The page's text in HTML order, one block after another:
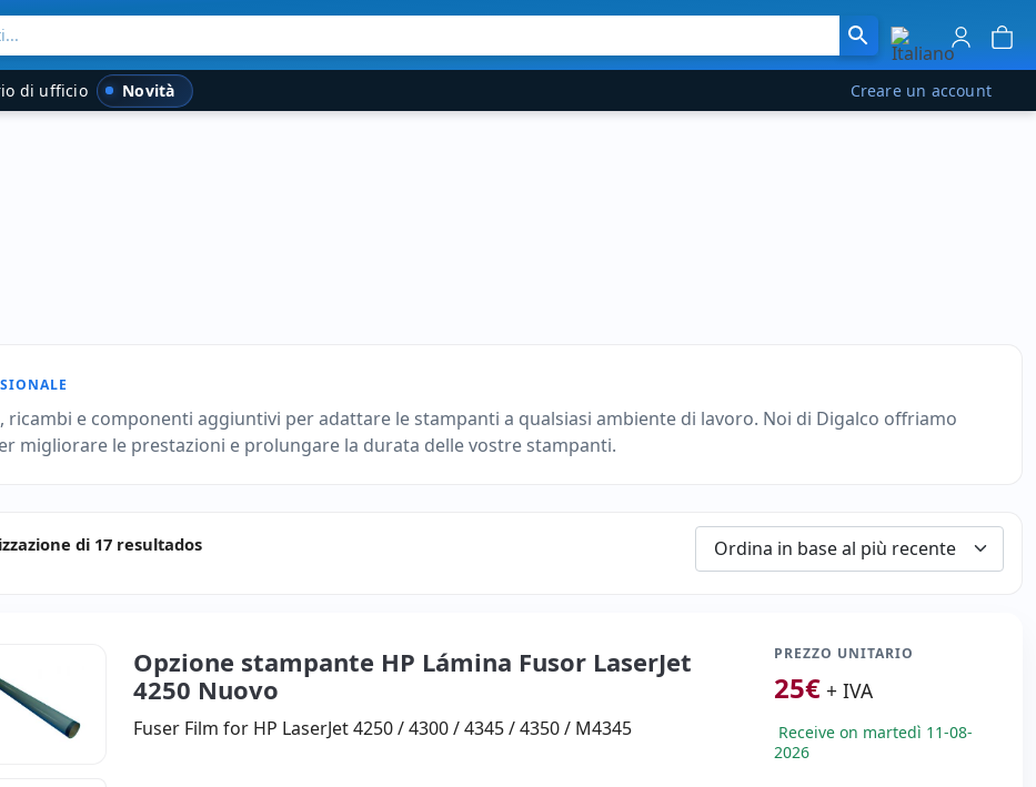
di ufficio Novità Creare un account
ricambi e componenti aggiuntivi per adattare le stampanti a qualsiasi ambiente di lavoro. Noi di Digalco offriamo
migliorare le prestazioni e prolungare la durata delle vostre stampanti.
di 17 resultados
Opzione stampante HP Lámina Fusor LaserJet
4250 Nuovo
Fuser Film for HP LaserJet 4250 / 4300 / 4345 / 4350 / M4345
PREZZO UNITARIO
25€ + IVA
Receive on martedì 11-08-
2026